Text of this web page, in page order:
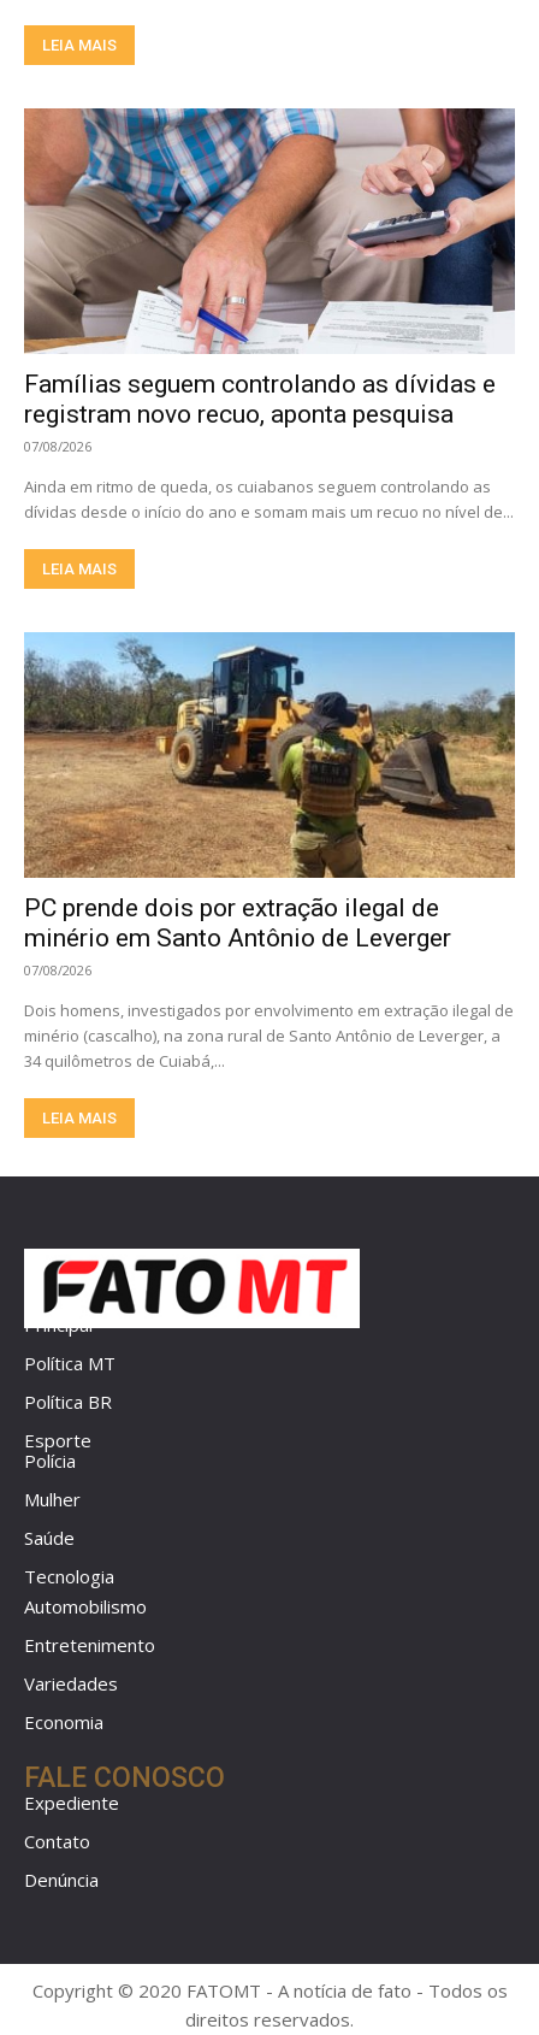
LEIA MAIS
Famílias seguem controlando as dívidas e
registram novo recuo, aponta pesquisa
07/08/2026
Ainda em ritmo de queda, os cuiabanos seguem controlando as
dívidas desde o início do ano e somam mais um recuo no nível de...
LEIA MAIS
PC prende dois por extração ilegal de
minério em Santo Antônio de Leverger
07/08/2026
Dois homens, investigados por envolvimento em extração ilegal de
minério (cascalho), na zona rural de Santo Antônio de Leverger, a
34 quilômetros de Cuiabá,...
LEIA MAIS
Principal
Política MT
Política BR
Esporte
Polícia
Mulher
Saúde
Tecnologia
Automobilismo
Entretenimento
Variedades
Economia
FALE CONOSCO
Expediente
Contato
Denúncia
Copyright © 2020 FATOMT - A notícia de fato - Todos os
direitos reservados.